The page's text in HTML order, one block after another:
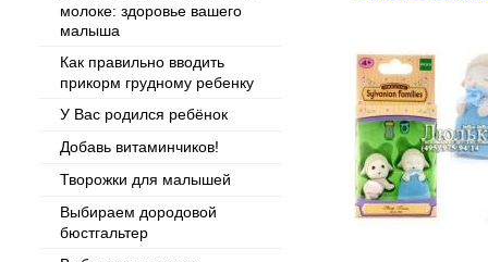
молоке: здоровье вашего
малыша
Как правильно вводить
прикорм грудному ребенку
У Вас родился ребёнок
Добавь витаминчиков!
Творожки для малышей
Выбираем дородовой
бюстгальтер